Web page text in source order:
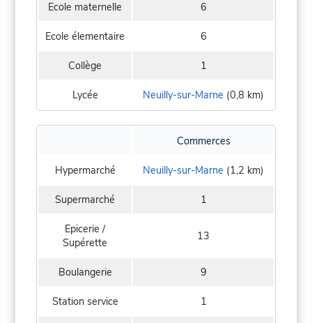
Ecole maternelle 6
Ecole élementaire 6
Collège 1
Lycée Neuilly-sur-Marne (0,8 km)
Commerces
Hypermarché Neuilly-sur-Marne (1,2 km)
Supermarché 1
Epicerie /
Supérette
13
Boulangerie 9
Station service 1